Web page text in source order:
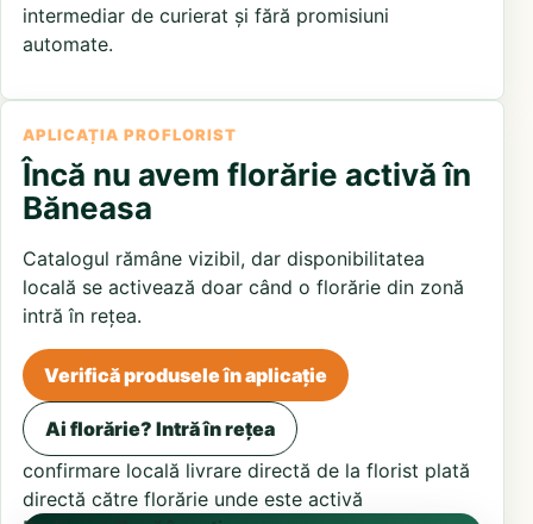
intermediar de curierat și fără promisiuni
automate.
APLICAȚIA PROFLORIST
Încă nu avem florărie activă în
Băneasa
Catalogul rămâne vizibil, dar disponibilitatea
locală se activează doar când o florărie din zonă
intră în rețea.
Verifică produsele în aplicație
Ai florărie? Intră în rețea
confirmare locală livrare directă de la florist plată
directă către florărie unde este activă